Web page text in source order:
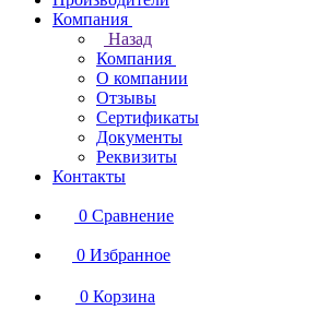
Компания
Назад
Компания
О компании
Отзывы
Сертификаты
Документы
Реквизиты
Контакты
0 Сравнение
0 Избранное
0 Корзина